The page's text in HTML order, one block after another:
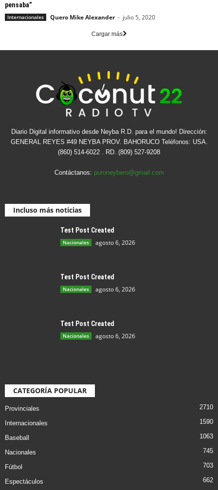
pensaba”
Internacionales Quero Mike Alexander - julio 5, 2020
Cargar más
Diario Digital informativo desde Neyba R.D. para el mundo! Dirección:
GENERAL REYES #49 NEYBA PROV. BAHORUCO Teléfonos: USA.
(860) 514-6022 . RD. (809) 527-9208
Contáctanos: puroneybero@gmail.com
Incluso más noticias
Test Post Created
Nacionales agosto 6, 2026
Test Post Created
Nacionales agosto 6, 2026
Test Post Created
Nacionales agosto 6, 2026
CATEGORÍA POPULAR
Provinciales 2710
Internacionales 1590
Baseball 1063
Nacionales 745
Fútbol 703
Espectáculos 662